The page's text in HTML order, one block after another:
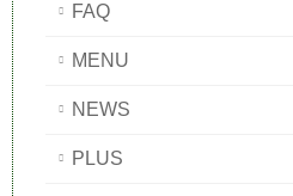
FAQ
MENU
NEWS
PLUS